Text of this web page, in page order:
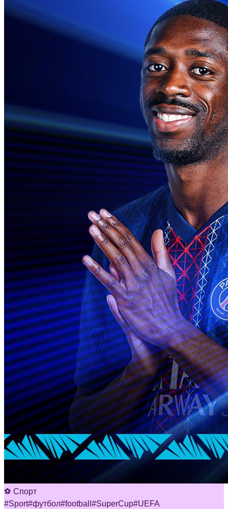
⚽ Спорт
#Sport#футбол#football #SuperCup#UEFA